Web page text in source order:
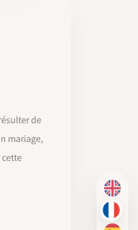
EN
FR
de
mariage,